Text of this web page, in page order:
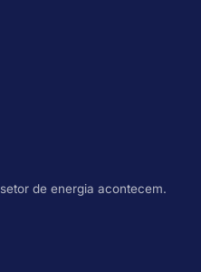
de energia acontecem.